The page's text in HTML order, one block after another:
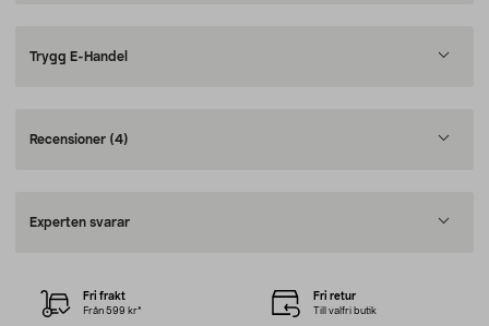
Trygg E-Handel
Recensioner (4)
Experten svarar
Fri frakt
Från 599 kr*
Fri retur
Till valfri butik